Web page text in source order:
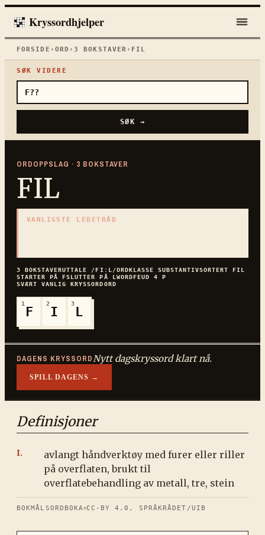
Kryssordhjelper
FORSIDE › ORD ›3 BOKSTAVER › FIL
SØK VIDERE
SØK →
ORDOPPSLAG · 3 BOKSTAVER
FIL
VANLIGSTE LEDETRÅD
3 BOKSTAVERUTTALE /FIːL/ORDKLASSE SUBSTANTIVSORTERTFIL
STARTER PÅFSLUTTER PÅ L WORDFEUD 4 P
SVÆRT VANLIG
KRYSSORDORD
1
F
2
I
3
L
DAGENS KRYSSORDNytt dagskryssord klart nå.
SPILL DAGENS →
Definisjoner
avlangt håndverktøy med furer eller riller
på overflaten, brukt til
overflatebehandling av metall, tre, stein
BOKMÅLSORDBOKA CC-BY 4.0, SPRÅKRÅDET/UIB